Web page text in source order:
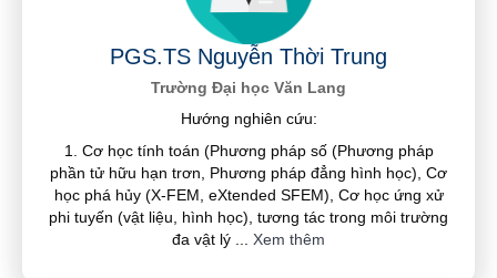
PGS.TS Nguyễn Thời Trung
Trường Đại học Văn Lang
Hướng nghiên cứu:
1. Cơ học tính toán (Phương pháp số (Phương pháp
phần tử hữu hạn trơn, Phương pháp đẳng hình học), Cơ
học phá hủy (X-FEM, eXtended SFEM), Cơ học ứng xử
phi tuyến (vật liệu, hình học), tương tác trong môi trường
đa vật lý
Xem thêm